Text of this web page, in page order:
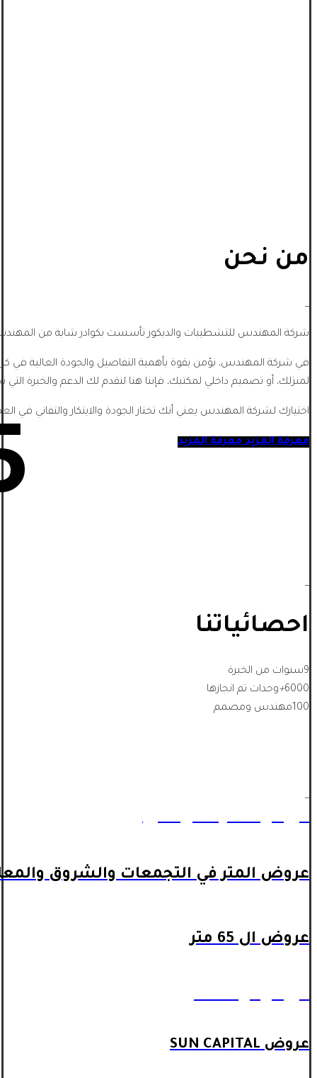
من نحن
_
شركة المهندس للتشطيبات والديكور تأسست بكوادر شابة من
في شركة المهندس، نؤمن بقوة بأهمية التفاصيل والجودة العالية
لمنزلك، أو تصميم داخلي لمكتبك، فإننا هنا لنقدم لك الدعم والخبرة التي
اختيارك لشركة المهندس يعني أنك تختار الجودة والابتكار والتفاني في
معرفة المزيدمعرفة المزيد
_
احصائياتنا
9سنوات من الخبرة
6000
+وحدات تم انجازها
100 مهندس ومصمم
_
عروض المتر داخل اكتوبر
عروض المتر في التجمعات والشروق
عروض ال 65 متر
عروض ال 90 متر
عروض SUN CAPITAL